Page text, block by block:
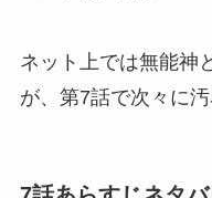
ネット上では無能神
が、第7話で次々に